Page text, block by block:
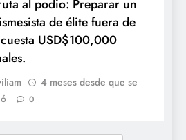
al podio: Preparar un
de élite fuera de
USD$100,000
4 meses desde que se
0